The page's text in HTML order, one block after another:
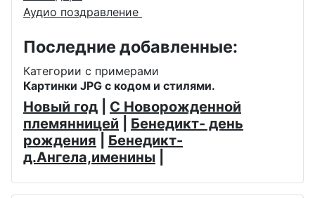
Аудио поздравление
Последние добавленные:
Категории с примерами
Картинки JPG с кодом и стилями.
Новый год
С Новорожденной
племянницей
Бенедикт- день
рождения
Бенедикт-
д.Ангела,именины